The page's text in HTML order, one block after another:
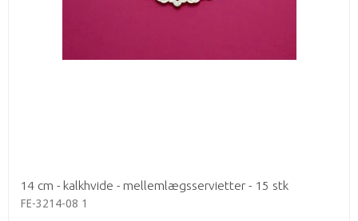
14 cm - kalkhvide - mellemlægsservietter - 15 stk
FE-3214-08 1